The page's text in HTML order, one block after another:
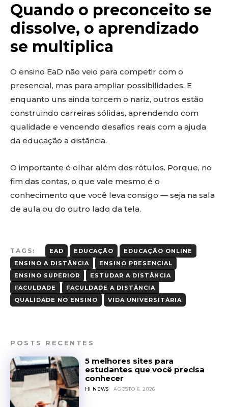
Quando o preconceito se
dissolve, o aprendizado
se multiplica
O ensino EaD não veio para competir com o
presencial, mas para ampliar possibilidades. E
enquanto uns ainda torcem o nariz, outros estão
construindo carreiras sólidas, aprendendo com
qualidade e vencendo desafios reais com a ajuda
da educação a distância.
O importante é olhar além dos rótulos. Porque, no
fim das contas, o que vale mesmo é o
conhecimento que você leva consigo — seja na sala
de aula ou do outro lado da tela.
TAGS: EAD EDUCAÇÃO
EDUCAÇÃO ONLINE
ENSINO A DISTÂNCIA
ENSINO PRESENCIAL
ENSINO SUPERIOR
ESTUDAR A DISTÂNCIA
FACULDADE
FACULDADE A DISTÂNCIA
QUALIDADE NO ENSINO
VIDA UNIVERSITÁRIA
POSTS RECENTES
5 melhores sites para
estudantes que você precisa
conhecer
HI NEWS AGOSTO 6, 2026